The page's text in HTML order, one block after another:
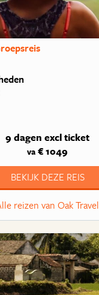
9 dagen excl ticket
va € 1049
BEKIJK DEZE REIS
reizen van Oak Travel